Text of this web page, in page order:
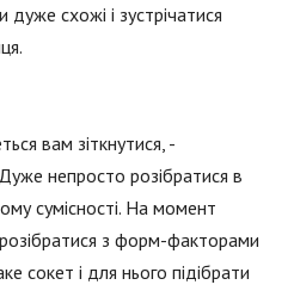
схожі і зустрічатися
вам зіткнутися, -
непросто розібратися в
сумісності. На момент
з форм-факторами
сокет і для нього підібрати